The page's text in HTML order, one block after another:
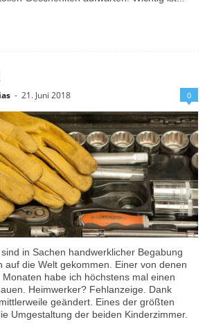
- 21. Juni 2018 0
in Sachen handwerklicher Begabung
auf die Welt gekommen. Einer von denen
habe ich höchstens mal einen
Heimwerker? Fehlanzeige. Dank
geändert. Eines der größten
Umgestaltung der beiden Kinderzimmer.